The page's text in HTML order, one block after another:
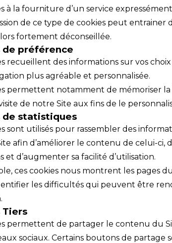
à la fourniture d’un service
de ce type de cookies peut entrainer
fortement déconseillée.
de préférence
recueillent des informations sur vos
plus agréable et personnalisée.
permettent notamment de mémoriser
de notre Site aux fins de le
de statistiques
sont utilisés pour rassembler des
afin d’améliorer le contenu de celui-ci,
et d’augmenter sa facilité d’utilisation.
ces cookies nous montrent les pages
les difficultés qui peuvent être
Tiers
permettent de partager le contenu du
sociaux. Certains boutons de partage